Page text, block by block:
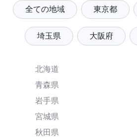
全ての地域 東京都
埼玉県 大阪府
北海道
青森県
岩手県
宮城県
秋田県